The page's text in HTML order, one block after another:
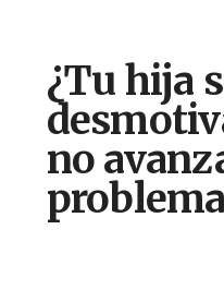
¿Tu hija
no